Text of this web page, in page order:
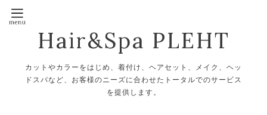
Hair&Spa PLEHT
カットやカラーをはじめ、着付け、ヘアセット、メイク、ヘッ
ドスパなど、お客様のニーズに合わせたトータルでのサービス
を提供します。